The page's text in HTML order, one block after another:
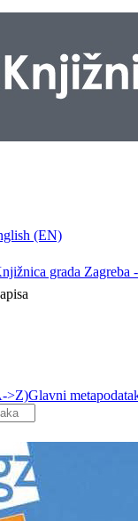
(EN)
grada Zagreba
>Z)Glavni